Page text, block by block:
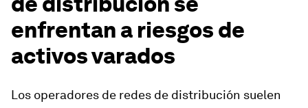
enfrentan a riesgos de
activos varados
Los operadores de redes de distribución suelen